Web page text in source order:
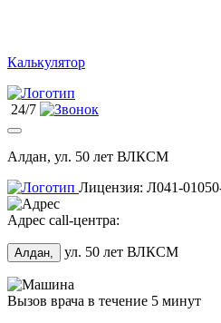
Калькулятор
24/7
Алдан, ул. 50 лет ВЛКСМ
Лицензия: Л041-
Адрес call-центра:
Алдан, ул. 50 лет ВЛКСМ
Вызов врача в течение 5 минут